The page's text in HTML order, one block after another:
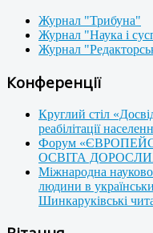
Журнал "Трибуна"
Журнал "Наука і
Журнал
Конференції
Круглий стіл
реабілітації
Форум
ОСВІТА
Міжнародна
людини в
Шинкаруківські